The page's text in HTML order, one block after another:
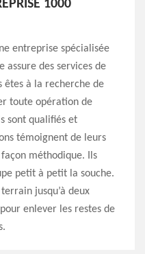
1000
entreprise spécialisée
assure des services de
êtes à la recherche de
toute opération de
sont qualifiés et
témoignent de leurs
méthodique. Ils
petit à petit la souche.
jusqu’à deux
enlever les restes de